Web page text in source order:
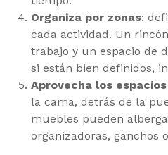
Organiza por zonas:
cada actividad. Un
trabajo y un espacio de
si están bien definidos,
Aprovecha los
la cama, detrás de la
muebles pueden
organizadoras, ganchos